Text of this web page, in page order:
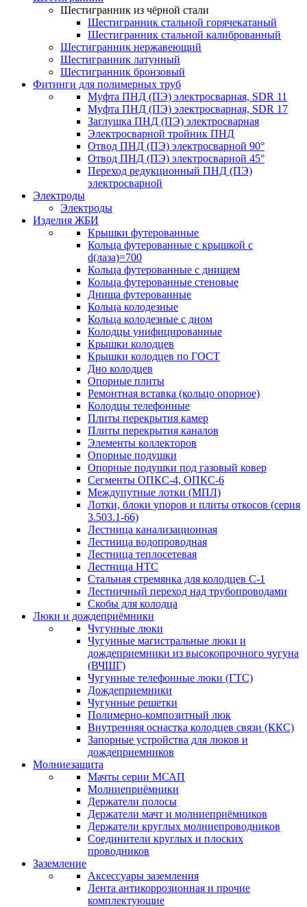
Шестигранник из чёрной стали
Шестигранник стальной горячекатаный
Шестигранник стальной калиброванный
Шестигранник нержавеющий
Шестигранник латунный
Шестигранник бронзовый
Фитинги для полимерных труб
Муфта ПНД (ПЭ) электросварная, SDR 11
Муфта ПНД (ПЭ) электросварная, SDR 17
Заглушка ПНД (ПЭ) электросварная
Электросварной тройник ПНД
Отвод ПНД (ПЭ) электросварной 90°
Отвод ПНД (ПЭ) электросварной 45°
Переход редукционный ПНД (ПЭ)
электросварной
Электроды
Электроды
Изделия ЖБИ
Крышки футерованные
Кольца футерованные с крышкой с
d(лаза)=700
Кольца футерованные с днищем
Кольца футерованные стеновые
Днища футерованные
Кольца колодезные
Кольца колодезные с дном
Колодцы унифицированные
Крышки колодцев
Крышки колодцев по ГОСТ
Дно колодцев
Опорные плиты
Ремонтная вставка (кольцо опорное)
Колодцы телефонные
Плиты перекрытия камер
Плиты перекрытия каналов
Элементы коллекторов
Опорные подушки
Опорные подушки под газовый ковер
Сегменты ОПКС-4, ОПКС-6
Междупутные лотки (МПЛ)
Лотки, блоки упоров и плиты откосов (серия
3.503.1-66)
Лестница канализационная
Лестница водопроводная
Лестница теплосетевая
Лестница НТС
Стальная стремянка для колодцев С-1
Лестничный переход над трубопроводами
Скобы для колодца
Люки и дождеприёмники
Чугунные люки
Чугунные магистральные люки и
дождеприемники из высокопрочного чугуна
(ВЧШГ)
Чугунные телефонные люки (ГТС)
Дождеприемники
Чугунные решетки
Полимерно-композитный люк
Внутренняя оснастка колодцев связи (ККС)
Запорные устройства для люков и
дождеприемников
Молниезащита
Мачты серии МСАП
Молниеприёмники
Держатели полосы
Держатели мачт и молниеприёмников
Держатели круглых молниепроводников
Cоединители круглых и плоских
проводников
Заземление
Аксессуары заземления
Лента антикоррозионная и прочие
комплектующие